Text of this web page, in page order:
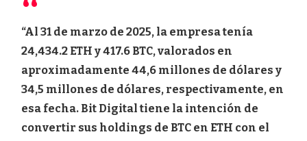
“Al 31 de marzo de 2025, la empresa tenía
24,434.2 ETH y 417.6 BTC, valorados en
aproximadamente 44,6 millones de dólares y
34,5 millones de dólares, respectivamente, en
esa fecha. Bit Digital tiene la intención de
convertir sus holdings de BTC en ETH con el